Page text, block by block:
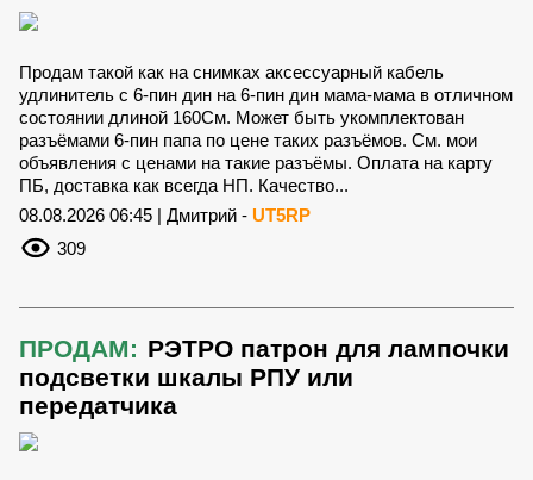
Продам такой как на снимках аксессуарный кабель
удлинитель с 6-пин дин на 6-пин дин мама-мама в отличном
состоянии длиной 160См. Может быть укомплектован
разъёмами 6-пин папа по цене таких разъёмов. См. мои
объявления с ценами на такие разъёмы. Оплата на карту
ПБ, доставка как всегда НП. Качество...
08.08.2026 06:45 | Дмитрий - UT5RP
309
ПРОДАМ: РЭТРО патрон для лампочки
подсветки шкалы РПУ или
передатчика